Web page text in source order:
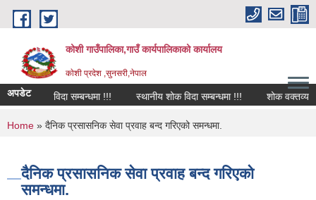
Skip to main content
कोशी गाउँपालिका,गाउँ कार्यपालिकाको कार्यालय
काेशी प्रदेश ,सुनसरी,नेपाल
अपडेटशोक विदा सम्बन्धमा !!! स्थानीय शोक विदा सम्बन्धमा !!! शोक वक्तव्य
You are here
Home » दैनिक प्रसासनिक सेवा प्रवाह बन्द गरिएको समन्धमा.
दैनिक प्रसासनिक सेवा प्रवाह बन्द गरिएको
समन्धमा.